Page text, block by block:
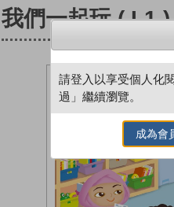
我們一起玩 ( L1 )
請登入以享受個人化
過」繼續瀏覽。
成為會